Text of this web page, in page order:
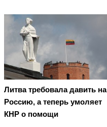
Литва требовала давить на
Россию, а теперь умоляет
КНР о помощи